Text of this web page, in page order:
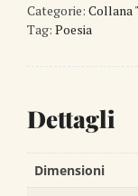
quantità
Categorie: Collana
Tag: Poesia
Dettagli
Dimensioni